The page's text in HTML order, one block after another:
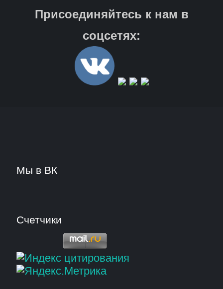
Присоединяйтесь к нам в
соцсетях:
Мы в ВК
Счетчики